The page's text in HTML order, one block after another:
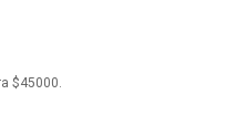
$45000.